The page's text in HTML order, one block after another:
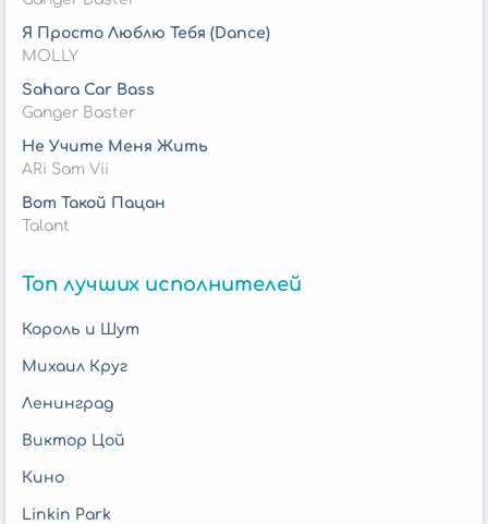
Я Просто Люблю Тебя (Dance)
MOLLY
Sahara Car Bass
Ganger Baster
Не Учите Меня Жить
ARi Sam Vii
Вот Такой Пацан
Talant
Топ лучших исполнителей
Король и Шут
Михаил Круг
Ленинград
Виктор Цой
Кино
Linkin Park